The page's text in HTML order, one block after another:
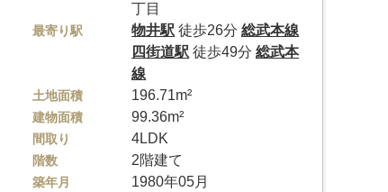
丁目
最寄り駅 物井駅 徒歩26分総武本線
四街道駅 徒歩49分総武本
線
土地面積 196.71m²
建物面積 99.36m²
間取り 4LDK
階数 2階建て
築年月 1980年05月